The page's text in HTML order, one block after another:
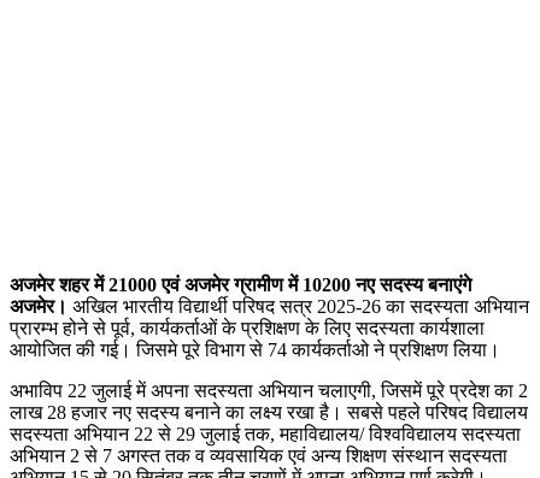
अजमेर शहर में 21000 एवं अजमेर ग्रामीण में 10200 नए सदस्य बनाएंगे
अजमेर। अखिल भारतीय विद्यार्थी परिषद सत्र 2025-26 का सदस्यता अभियान
प्रारम्भ होने से पूर्व, कार्यकर्ताओं के प्रशिक्षण के लिए सदस्यता कार्यशाला
आयोजित की गई। जिसमे पूरे विभाग से 74 कार्यकर्ताओ ने प्रशिक्षण लिया।
अभाविप 22 जुलाई में अपना सदस्यता अभियान चलाएगी, जिसमें पूरे प्रदेश का 2
लाख 28 हजार नए सदस्य बनाने का लक्ष्य रखा है। सबसे पहले परिषद विद्यालय
सदस्यता अभियान 22 से 29 जुलाई तक, महाविद्यालय/ विश्वविद्यालय सदस्यता
अभियान 2 से 7 अगस्त तक व व्यवसायिक एवं अन्य शिक्षण संस्थान सदस्यता